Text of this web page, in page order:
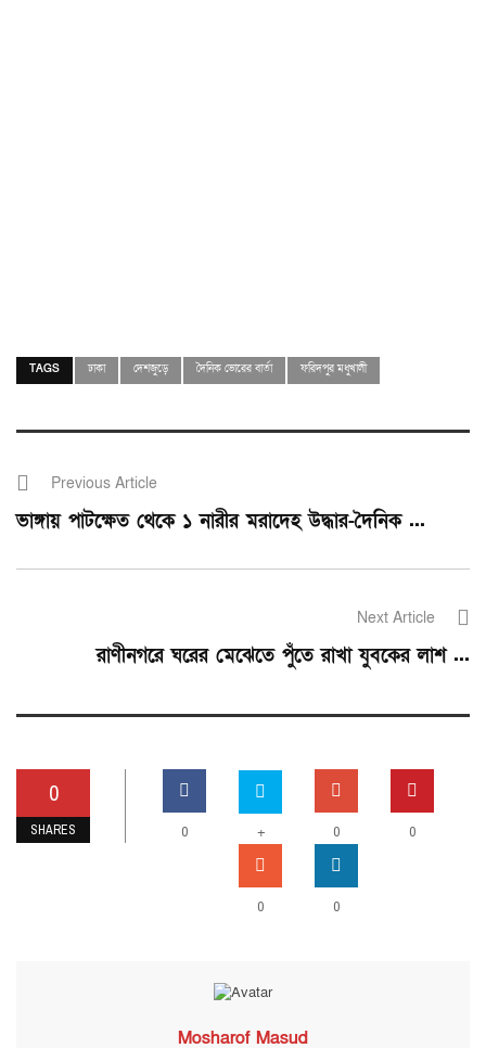
TAGS ঢাকা দেশজুড়ে দৈনিক ভোরের বার্তা ফরিদপুর মধুখালী
Previous Article
ভাঙ্গায় পাটক্ষেত থেকে ১ নারীর মরাদেহ উদ্ধার-দৈনিক ...
Next Article
রাণীনগরে ঘরের মেঝেতে পুঁতে রাখা যুবকের লাশ ...
0
SHARES 0 + 0 0
0 0
Mosharof Masud